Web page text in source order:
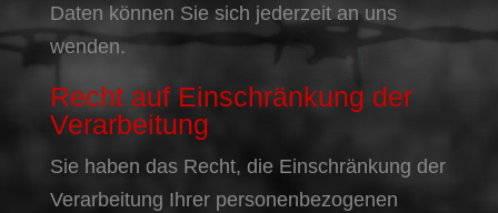
Daten können Sie sich jederzeit an uns
wenden.
Recht auf Einschränkung der
Verarbeitung
Sie haben das Recht, die Einschränkung der
Verarbeitung Ihrer personenbezogenen